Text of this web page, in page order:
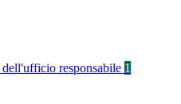
responsabile 1